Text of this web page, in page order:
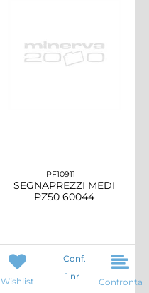
PF10911
SEGNAPREZZI MEDI
PZ50 60044
Wishlist
Conf.
1 nr
Confronta